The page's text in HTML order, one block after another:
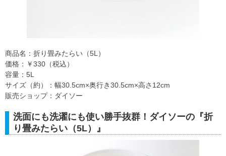
商品名：折り畳みたらい（5L）
価格：￥330（税込）
容量：5L
サイズ（約）：幅30.5cm×奥行き30.5cm×高さ12cm
販売ショップ：ダイソー
洗面にも洗濯にも使い勝手抜群！ダイソーの『折
り畳みたらい（5L）』